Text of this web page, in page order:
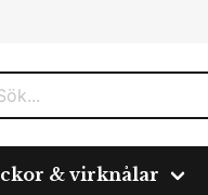
& virknålar
Beskrivning 2717